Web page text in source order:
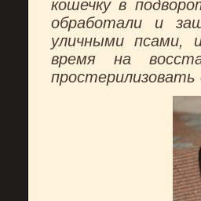
кошечку в
обработали и
уличными псами,
время на